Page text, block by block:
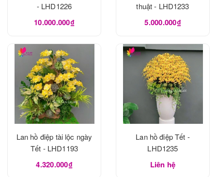
- LHD1226
10.000.000₫
thuật - LHD1233
5.000.000₫
Lan hồ điệp tài lộc ngày
Tết - LHD1193
4.320.000₫
Lan hồ điệp Tết -
LHD1235
Liên hệ